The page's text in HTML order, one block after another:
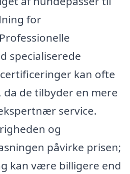
for
specialiserede
kan ofte
de tilbyder en mere
service.
og
påvirke prisen;
kan være billigere end